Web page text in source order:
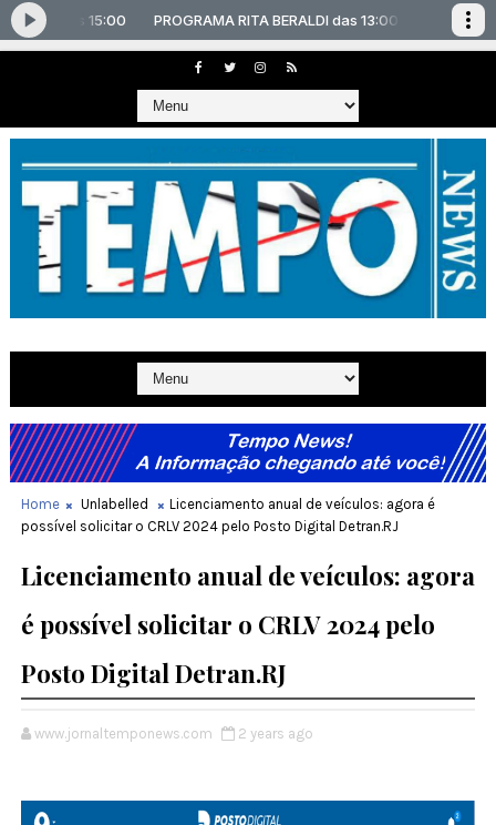
Home Unlabelled
Licenciamento anual de veículos: agora é
possível solicitar o CRLV 2024 pelo Posto Digital Detran.RJ
Licenciamento anual de veículos: agora
é possível solicitar o CRLV 2024 pelo
Posto Digital Detran.RJ
www.jornaltemponews.com 2 years ago